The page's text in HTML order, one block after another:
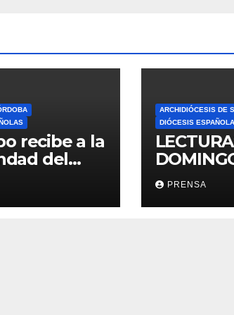
recibe a la
del
ARCHIDIÓCESIS DE
DIÓCESIS
TIEMPO
PRENSA